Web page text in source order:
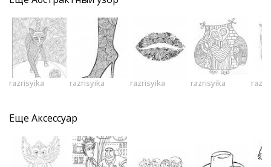
razrisyika razrisyika razrisyika razrisyika
Еще Аксессуар